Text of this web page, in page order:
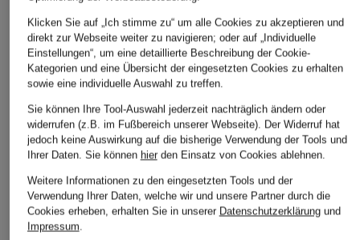
Klicken Sie auf „Ich stimme zu“ um alle Cookies zu akzeptieren und
direkt zur Webseite weiter zu navigieren; oder auf „Individuelle
Einstellungen“, um eine detaillierte Beschreibung der Cookie-
Kategorien und eine Übersicht der eingesetzten Cookies zu erhalten
sowie eine individuelle Auswahl zu treffen.
Sie können Ihre Tool-Auswahl jederzeit nachträglich ändern oder
widerrufen (z.B. im Fußbereich unserer Webseite). Der Widerruf hat
jedoch keine Auswirkung auf die bisherige Verwendung der Tools und
Ihrer Daten. Sie können hierden Einsatz von Cookies ablehnen.
Weitere Informationen zu den eingesetzten Tools und der
Verwendung Ihrer Daten, welche wir und unsere Partner durch die
Cookies erheben, erhalten Sie in unserer Datenschutzerklärungund
Impressum.